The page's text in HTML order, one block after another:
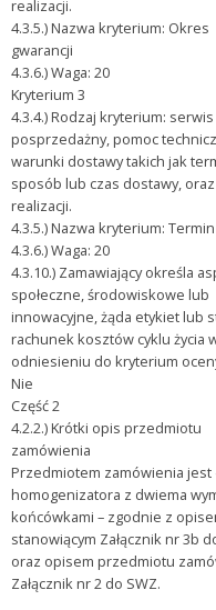
realizacji.
4.3.5.) Nazwa kryterium: Okres
gwarancji
4.3.6.) Waga: 20
Kryterium 3
4.3.4.) Rodzaj kryterium: serwis
posprzedażny, pomoc
warunki dostawy takich jak
sposób lub czas dostawy,
realizacji.
4.3.5.) Nazwa kryterium:
4.3.6.) Waga: 20
4.3.10.) Zamawiający określa
społeczne, środowiskowe lub
innowacyjne, żąda etykiet lub
rachunek kosztów cyklu życia
odniesieniu do kryterium
Nie
Część 2
4.2.2.) Krótki opis przedmiotu
zamówienia
Przedmiotem zamówienia jest
homogenizatora z dwiema
końcówkami – zgodnie z
stanowiącym Załącznik nr 3b
oraz opisem przedmiotu
Załącznik nr 2 do SWZ.